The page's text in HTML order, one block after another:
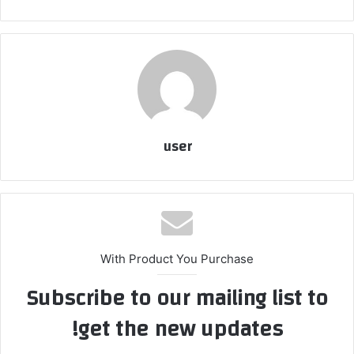
user
With Product You Purchase
Subscribe to our mailing list to
get the new updates!